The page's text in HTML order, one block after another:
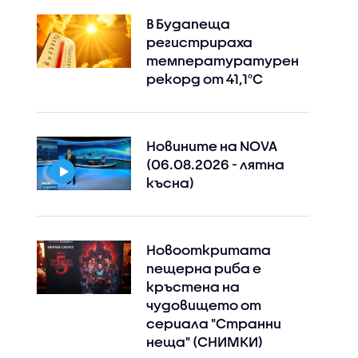
В Будапеща
регистрираха
температуратурен
рекорд от 41,1°C
Новините на NOVA
(06.08.2026 - лятна
късна)
Новооткритата
пещерна риба е
кръстена на
чудовището от
сериала "Странни
неща" (СНИМКИ)